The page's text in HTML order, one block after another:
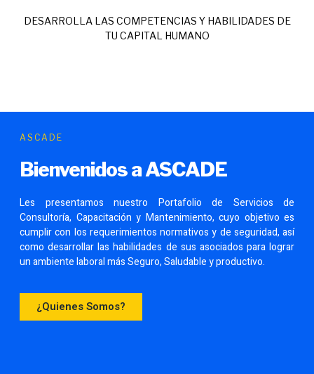
DESARROLLA LAS COMPETENCIAS Y HABILIDADES DE
TU CAPITAL HUMANO
ASCADE
Bienvenidos a ASCADE
Les presentamos nuestro Portafolio de Servicios de
Consultoría, Capacitación y Mantenimiento, cuyo objetivo es
cumplir con los requerimientos normativos y de seguridad, así
como desarrollar las habilidades de sus asociados para lograr
un ambiente laboral más Seguro, Saludable y productivo.
¿Quienes Somos?